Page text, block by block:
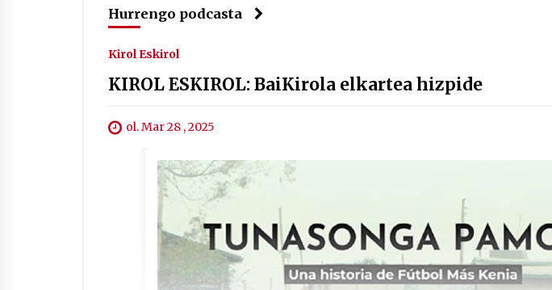
Hurrengo podcasta
Kirol Eskirol
KIROL ESKIROL: BaiKirola elkartea hizpide
ol. Mar 28 , 2025